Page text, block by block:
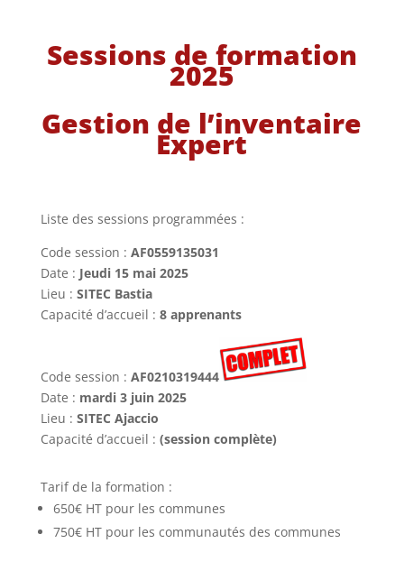
Sessions de formation
2025
Gestion de l’inventaire
Expert
Liste des sessions programmées :
Code session : AF0559135031
Date : Jeudi 15 mai 2025
Lieu : SITEC Bastia
Capacité d’accueil : 8 apprenants
Code session : AF0210319444
Date : mardi 3 juin 2025
Lieu : SITEC Ajaccio
Capacité d’accueil : (session complète)
Tarif de la formation :
650€ HT pour les communes
750€ HT pour les communautés des communes